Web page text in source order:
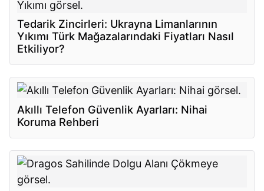
Tedarik Zincirleri: Ukrayna Limanlarının
Yıkımı Türk Mağazalarındaki Fiyatları Nasıl
Etkiliyor?
Akıllı Telefon Güvenlik Ayarları: Nihai
Koruma Rehberi